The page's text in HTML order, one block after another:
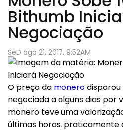
Bithumb
Negociação
SeD ago 21, 2017, 9:52AM
O preço da monerodisparou
negociada a alguns dias por
monero teve uma
últimas horas, praticamente